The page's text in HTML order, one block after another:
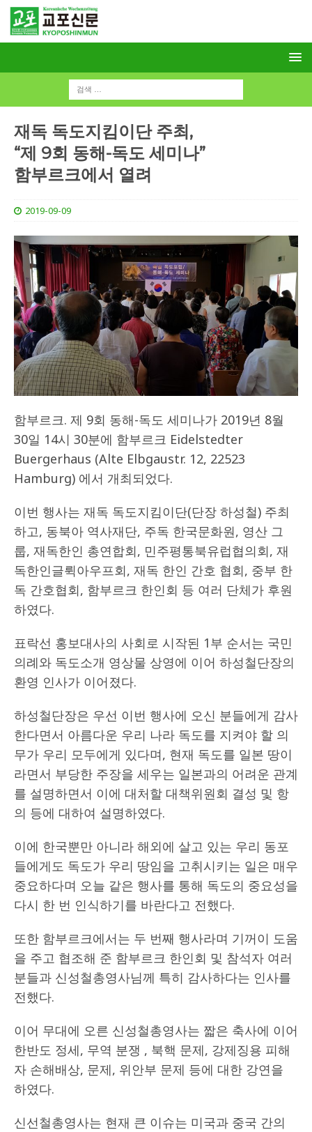
재독 독도지킴이단 주최,
“제 9회 동해-독도 세미나”
함부르크에서 열려
2019-09-09
함부르크. 제 9회 동해-독도 세미나가 2019년 8월
30일 14시 30분에 함부르크 Eidelstedter
Buergerhaus (Alte Elbgaustr. 12, 22523
Hamburg) 에서 개최되었다.
이번 행사는 재독 독도지킴이단(단장 하성철) 주최
하고, 동북아 역사재단, 주독 한국문화원, 영산 그
룹, 재독한인 총연합회, 민주평통북유럽협의회, 재
독한인글뤽아우프회, 재독 한인 간호 협회, 중부 한
독 간호협회, 함부르크 한인회 등 여러 단체가 후원
하였다.
표락선 홍보대사의 사회로 시작된 1부 순서는 국민
의례와 독도소개 영상물 상영에 이어 하성철단장의
환영 인사가 이어졌다.
하성철단장은 우선 이번 행사에 오신 분들에게 감사
한다면서 아름다운 우리 나라 독도를 지켜야 할 의
무가 우리 모두에게 있다며, 현재 독도를 일본 땅이
라면서 부당한 주장을 세우는 일본과의 어려운 관계
를 설명하면서 이에 대처할 대책위원회 결성 및 항
의 등에 대하여 설명하였다.
이에 한국뿐만 아니라 해외에 살고 있는 우리 동포
들에게도 독도가 우리 땅임을 고취시키는 일은 매우
중요하다며 오늘 같은 행사를 통해 독도의 중요성을
다시 한 번 인식하기를 바란다고 전했다.
또한 함부르크에서는 두 번째 행사라며 기꺼이 도움
을 주고 협조해 준 함부르크 한인회 및 참석자 여러
분들과 신성철총영사님께 특히 감사하다는 인사를
전했다.
이어 무대에 오른 신성철총영사는 짧은 축사에 이어
한반도 정세, 무역 분쟁 , 북핵 문제, 강제징용 피해
자 손해배상, 문제, 위안부 문제 등에 대한 강연을
하였다.
신선철총영사는 현재 큰 이슈는 미국과 중국 간의